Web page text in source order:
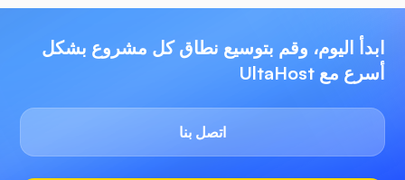
ابدأ اليوم، وقم بتوسيع نطاق كل مشروع بشكل
أسرع مع UltaHost
اتصل بنا